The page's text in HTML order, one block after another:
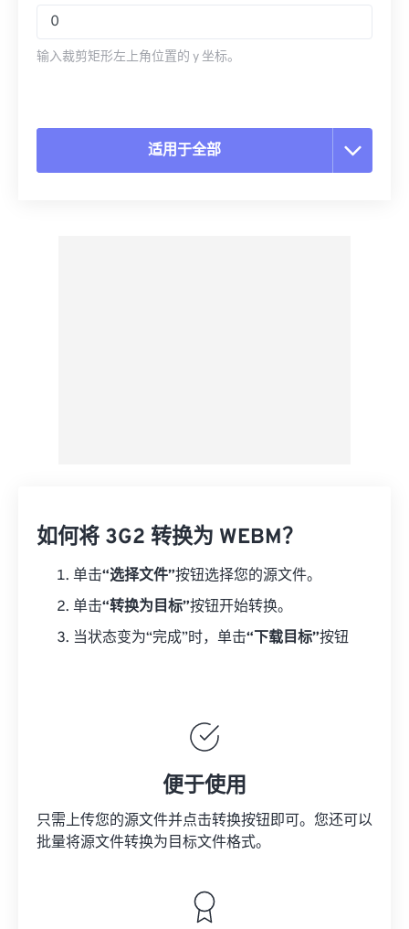
输入裁剪矩形左上角位置的 y 坐标。
适用于全部
如何将 3G2 转换为 WEBM？
单击“选择文件”按钮选择您的源文件。
单击“转换为目标”按钮开始转换。
当状态变为“完成”时，单击“下载目标”按钮
便于使用
只需上传您的源文件并点击转换按钮即可。您还可以
批量将源文件转换为目标文件格式。